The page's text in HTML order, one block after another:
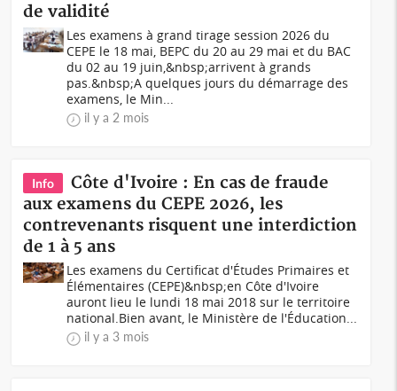
de validité
Les examens à grand tirage session 2026 du
CEPE le 18 mai, BEPC du 20 au 29 mai et du BAC
du 02 au 19 juin,&nbsp;arrivent à grands
pas.&nbsp;A quelques jours du démarrage des
examens, le Min...
il y a 2 mois
Info
Côte d'Ivoire : En cas de fraude
aux examens du CEPE 2026, les
contrevenants risquent une interdiction
de 1 à 5 ans
Les examens du Certificat d'Études Primaires et
Élémentaires (CEPE)&nbsp;en Côte d'Ivoire
auront lieu le lundi 18 mai 2018 sur le territoire
national.Bien avant, le Ministère de l'Éducation...
il y a 3 mois